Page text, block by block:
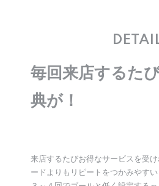
毎回来店するた
典が！
来店するたびお得なサービスを受
ードよりもリピートをつかみやすい